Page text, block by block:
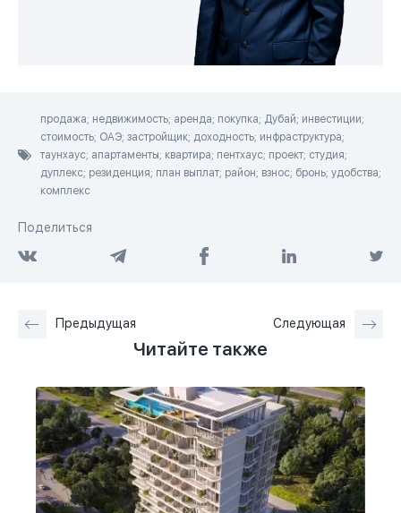
продажа; недвижимость; аренда; покупка; Дубай; инвестиции;
стоимость; ОАЭ; застройщик; доходность; инфраструктура;
таунхаус; апартаменты; квартира; пентхаус; проект; студия;
дуплекс; резиденция; план выплат; район; взнос; бронь; удобства;
комплекс
Поделиться
Предыдущая Следующая
Читайте также